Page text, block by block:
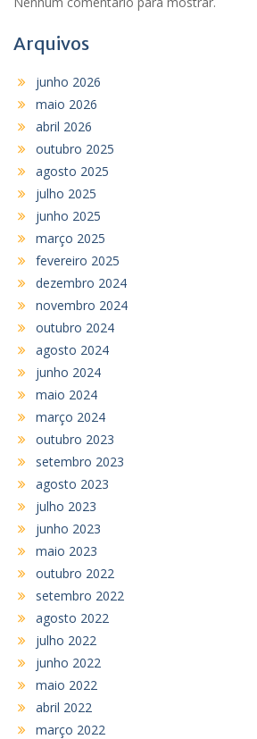
Arquivos
junho 2026
maio 2026
abril 2026
outubro 2025
agosto 2025
julho 2025
junho 2025
março 2025
fevereiro 2025
dezembro 2024
novembro 2024
outubro 2024
agosto 2024
junho 2024
maio 2024
março 2024
outubro 2023
setembro 2023
agosto 2023
julho 2023
junho 2023
maio 2023
outubro 2022
setembro 2022
agosto 2022
julho 2022
junho 2022
maio 2022
abril 2022
março 2022